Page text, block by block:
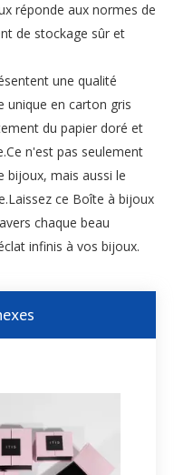
réponde aux normes de
de stockage sûr et
une qualité
unique en carton gris
du papier doré et
n'est pas seulement
bijoux, mais aussi le
ce Boîte à bijoux
chaque beau
infinis à vos bijoux.